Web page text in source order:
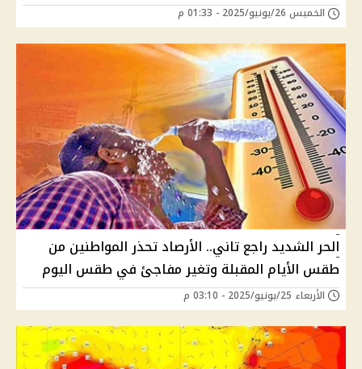
الخميس 26/يونيو/2025 - 01:33 م
الحر الشديد راجع تاني.. الأرصاد تحذر المواطنين من
طقس الأيام المقبلة وتغير مفاجئ في طقس اليوم
الأربعاء 25/يونيو/2025 - 03:10 م